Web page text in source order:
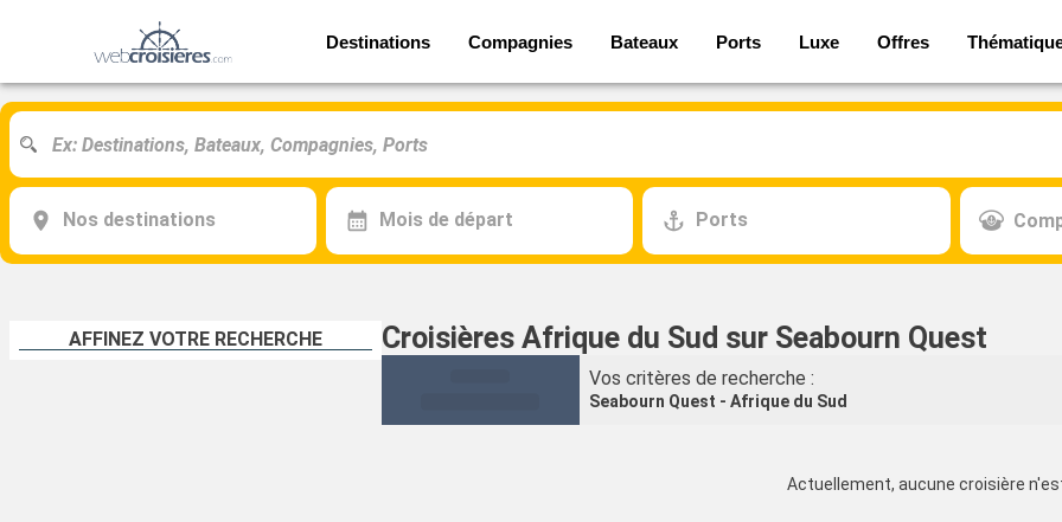
Destinations Compagnies Bateaux Ports Luxe Offres
Nos destinations Mois de départ Ports
AFFINEZ VOTRE RECHERCHE Croisières Afrique du Sud sur Seabourn Quest
Vos critères de recherche :
Seabourn Quest - Afrique du Sud
Actuellement, aucune croisière